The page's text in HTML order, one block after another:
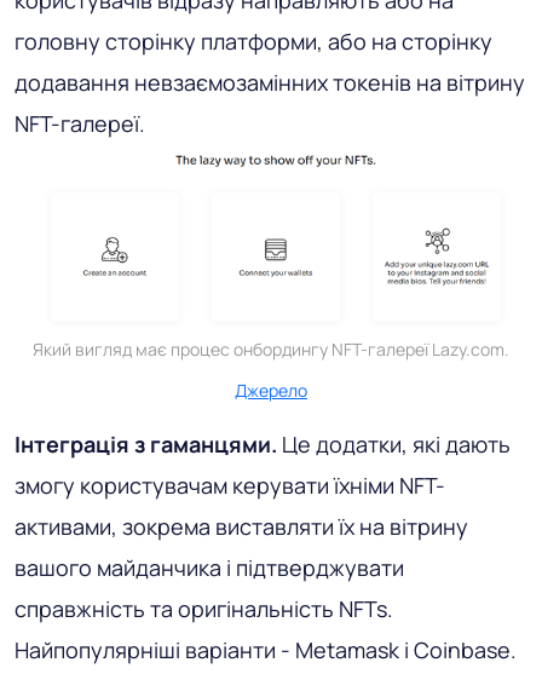
головну сторінку платформи, або на сторінку
додавання невзаємозамінних токенів на вітрину
NFT-галереї.
Який вигляд має процес онбордингу NFT-галереї Lazy.com.
Джерело
Інтеграція з гаманцями. Це додатки, які дають
змогу користувачам керувати їхніми NFT-
активами, зокрема виставляти їх на вітрину
вашого майданчика і підтверджувати
справжність та оригінальність NFTs.
Найпопулярніші варіанти - Metamask і Coinbase.